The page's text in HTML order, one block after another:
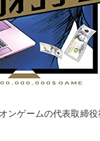
ンゲームの代表取締